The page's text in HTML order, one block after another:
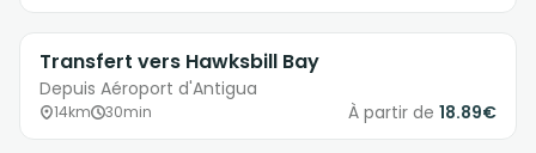
Transfert vers Hawksbill Bay
Depuis Aéroport d'Antigua
14km 30min À partir de 18.89€